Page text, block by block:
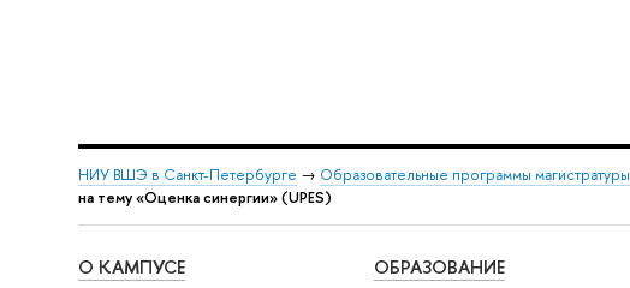
НИУ ВШЭ в Санкт-Петербурге → Образовательные программы магистратуры
на тему «Оценка синергии» (UPES)
О КАМПУСЕ ОБРАЗОВАНИЕ